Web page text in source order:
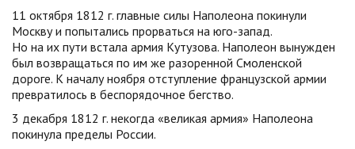
11 октября 1812 г. главные силы Наполеона покинули
Москву и попытались прорваться на юго-запад.
Но на их пути встала армия Кутузова. Наполеон вынужден
был возвращаться по им же разоренной Смоленской
дороге. К началу ноября отступление французской армии
превратилось в беспорядочное бегство.
3 декабря 1812 г. некогда «великая армия» Наполеона
покинула пределы России.